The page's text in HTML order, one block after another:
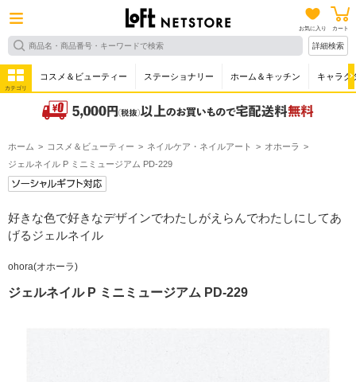
お気に入り カート
詳細検索
カテゴリ
コスメ＆ビューティー ステーショナリー ホーム＆キッチン キャラク
ホーム コスメ＆ビューティー ネイルケア・ネイルアート
オホーラ
ジェルネイル P ミニミュージアム PD-229
好きな色で好きなデザインでわたしがえらんでわたしにしてあ
げるジェルネイル
ohora(オホーラ)
ジェルネイル P ミニミュージアム PD-229